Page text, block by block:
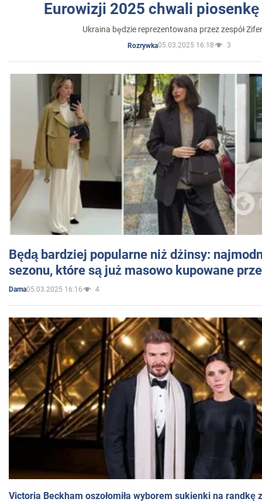
Eurowizji 2025 chwali
Ukraina będzie reprezentowana przez zespół
Rozrywka05.03.2025 16:18 3
Będą bardziej popularne niż dżinsy:
sezonu, które są już masowo kupowane
Dama05.03.2025 16:16 4
Victoria Beckham oszołomiła wyborem sukienki na randkę